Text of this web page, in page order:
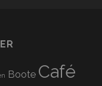
Boote Café